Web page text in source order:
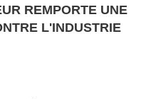
REMPORTE UNE
L'INDUSTRIE